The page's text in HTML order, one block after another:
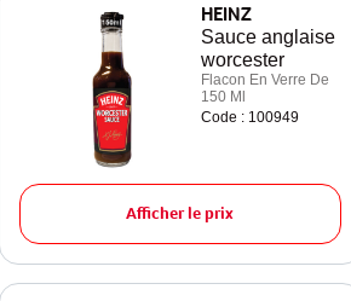
HEINZ
Sauce anglaise
worcester
Flacon En Verre De
150 Ml
Code : 100949
Afficher le prix